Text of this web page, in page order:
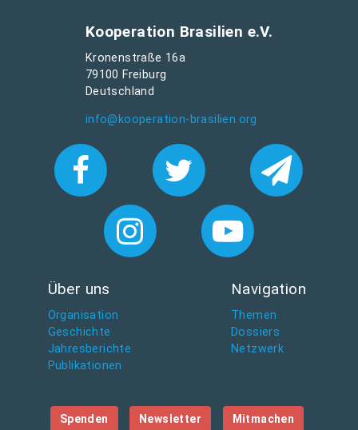
Kooperation Brasilien e.V.
Kronenstraße 16a
79100 Freiburg
Deutschland
info@kooperation-brasilien.org
Über uns
Organisation
Geschichte
Jahresberichte
Publikationen
Navigation
Themen
Dossiers
Netzwerk
Spenden Newsletter Mitmachen